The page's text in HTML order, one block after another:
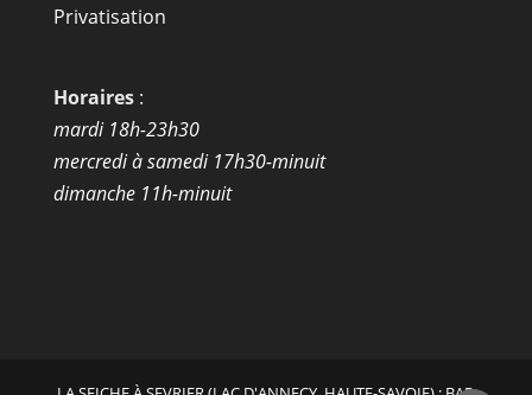
Privatisation
Horaires:
mardi 18h-23h30
mercredi à samedi 17h30-minuit
dimanche 11h-minuit